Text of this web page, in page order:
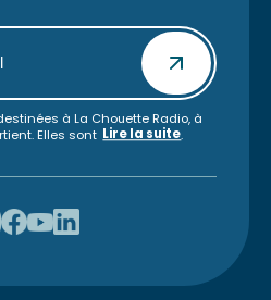
à La Chouette Radio, à
Elles sont Lire la suite.